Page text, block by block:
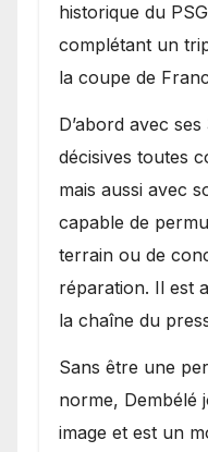
historique du
complétant un
la coupe de
D’abord avec
décisives toutes
mais aussi avec
capable de
terrain ou de
réparation. Il est
la chaîne du
Sans être une
norme, Dembélé
image et est un